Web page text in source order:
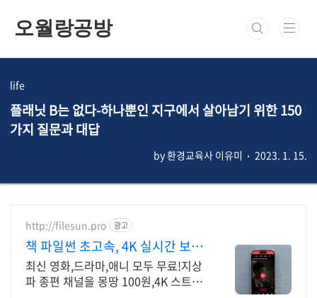
오월랑공방
life
플래닛 B는 없다-하나뿐인 지구에서 살아남기 위한 150
가지 질문과 대답
by 환경교육사 이유미 2023. 1. 15.
http://filesun.pro 광고
책 파일썬 초고속, 4K 실시간 보
기!
최신 영화,드라마,애니 모두 무료!지상
파 종편 채널을 몽땅 100원,4K 스트리